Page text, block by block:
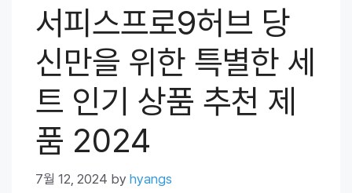
서피스프로9허브 당
신만을 위한 특별한 세
트 인기 상품 추천 제
품 2024
7월 12, 2024 by hyangs